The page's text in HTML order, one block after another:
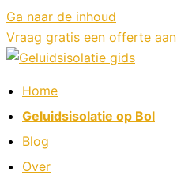
Ga naar de inhoud
Vraag gratis een offerte aan
Home
Geluidsisolatie op Bol
Blog
Over